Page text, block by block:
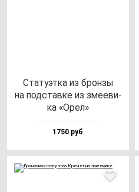
Ста­ту­эт­ка из брон­зы
на под­став­ке из зме­еви­
ка «Орел»
1750 руб